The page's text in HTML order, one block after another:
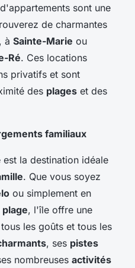
sont une
de charmantes
, à Sainte-Marie ou
Ré. Ces locations
privatifs et sont
des plages et des
familiaux
la destination idéale
. Que vous soyez
ou simplement en
plage, l'île offre une
les goûts et tous les
, ses pistes
nombreuses activités